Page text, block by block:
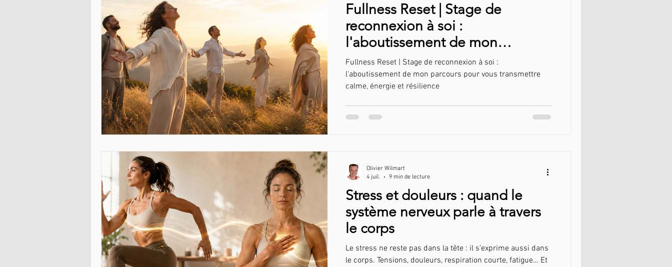
Soins énergétiques
Fullness Reset | Stage de
reconnexion à soi :
l'aboutissement de mon
parcours pour vous transmettre
calme, énergie et résilience
Fullness Reset | Stage de reconnexion à soi :
l'aboutissement de mon parcours pour vous transmettre
calme, énergie et résilience
Stress et douleurs : quand le
système nerveux parle à travers
le corps
Le stress ne reste pas dans la tête : il s’exprime aussi dans
le corps. Tensions, douleurs, respiration courte, fatigue… Et
Olivier Wilmart
4 juil.
9 min de lecture